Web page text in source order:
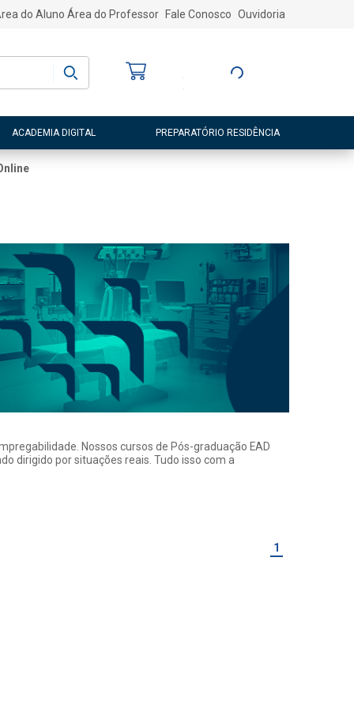
do Aluno Área do Professor Fale Conosco Ouvidoria
Entre ou Cadastre-
ACADEMIA DIGITAL PREPARATÓRIO RESIDÊNCIA
Nossos cursos de Pós-graduação EAD
dirigido por situações reais. Tudo isso com a
1